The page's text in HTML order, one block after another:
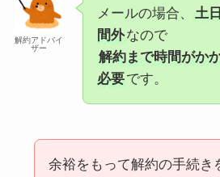
解約アドバイ
ザー
メールの場合、
土
間外なので
解約まで時間がか
必要です。
余裕をもって解約の手続き